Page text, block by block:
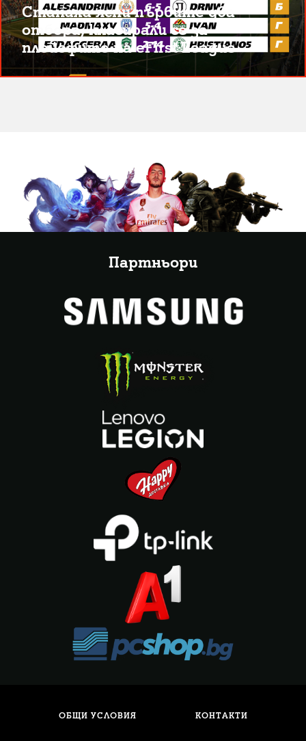
Станаха ясни първите два
отбора, класирали се за
плейофите на eFirst League
Партньори
ОБЩИ УСЛОВИЯ КОНТАКТИ